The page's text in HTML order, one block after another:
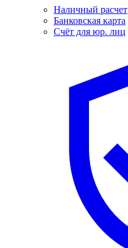
Наличный расчет
Банковская карта
Счёт для юр. лиц